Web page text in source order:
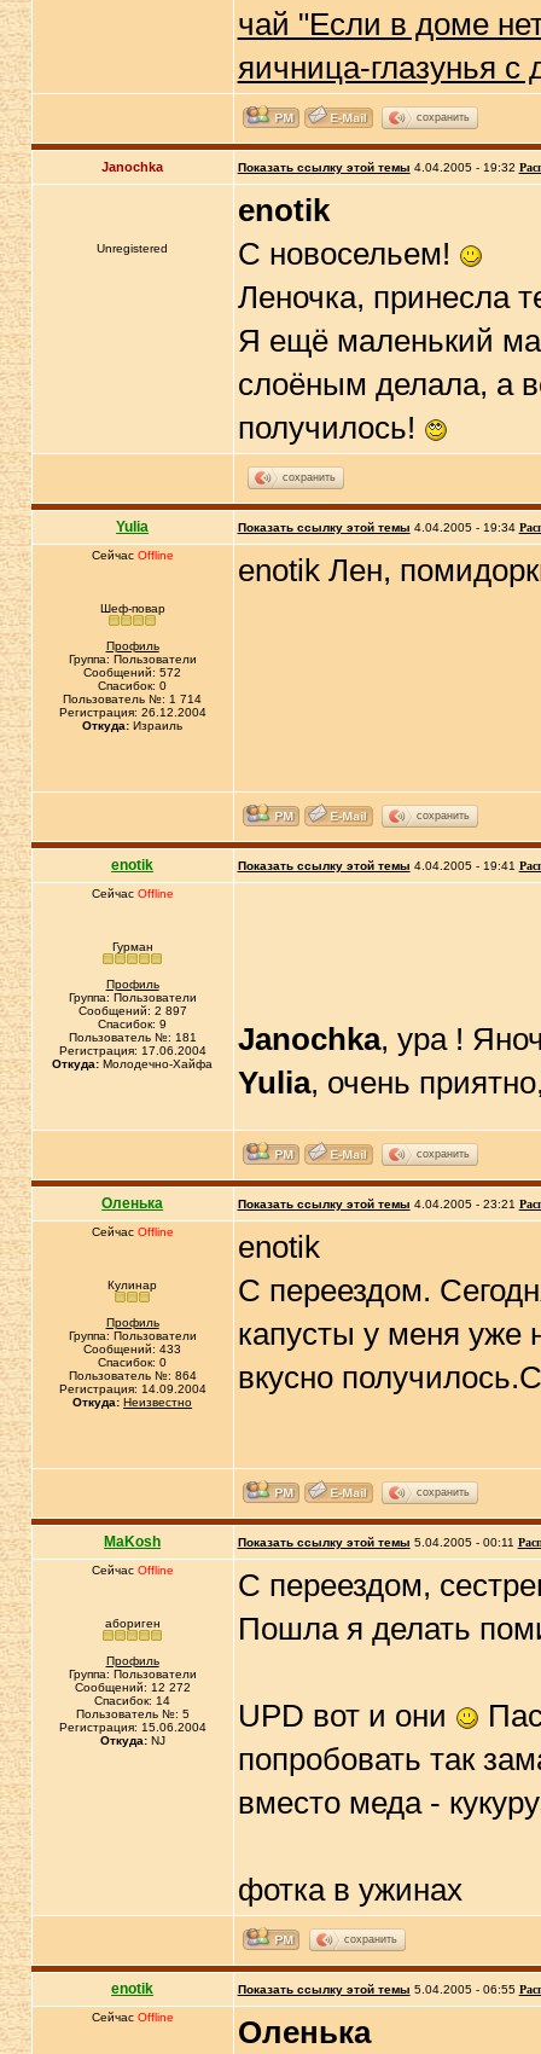
чай "Если в доме
яичница-глазунья
сохранить
Janochka Показать ссылку этой темы 4.04.2005 - 19:32
Unregistered
enotik
С новосельем!
Леночка, принесла
Я ещё маленький
слоёным делала, а
получилось!
сохранить
Yulia Показать ссылку этой темы 4.04.2005 - 19:34
Сейчас Offline
Шеф-повар
Профиль
Группа: Пользователи
Сообщений: 572
Спасибок: 0
Пользователь №: 1 714
Регистрация: 26.12.2004
Откуда: Израиль
enotik Лен,
сохранить
enotik Показать ссылку этой темы 4.04.2005 - 19:41
Сейчас Offline
Гурман
Профиль
Группа: Пользователи
Сообщений: 2 897
Спасибок: 9
Пользователь №: 181
Регистрация: 17.06.2004
Откуда: Молодечно-Хайфа
Janochka, ура !
Yulia, очень
сохранить
Оленька Показать ссылку этой темы 4.04.2005 - 23:21
Сейчас Offline
Кулинар
Профиль
Группа: Пользователи
Сообщений: 433
Спасибок: 0
Пользователь №: 864
Регистрация: 14.09.2004
Откуда: Неизвестно
enotik
С переездом.
капусты у меня уже
вкусно
сохранить
MaKosh Показать ссылку этой темы 5.04.2005 - 00:11
Сейчас Offline
абориген
Профиль
Группа: Пользователи
Сообщений: 12 272
Спасибок: 14
Пользователь №: 5
Регистрация: 15.06.2004
Откуда:NJ
С переездом,
Пошла я делать
UPD вот и они
попробовать так
вместо меда -
фотка в ужинах
сохранить
enotik Показать ссылку этой темы 5.04.2005 - 06:55
Сейчас Offline Оленька